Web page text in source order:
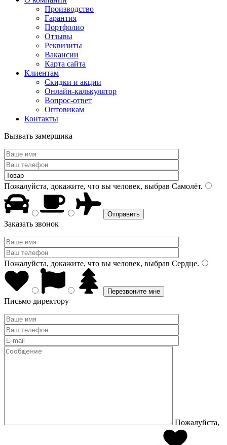
Производство
Гарантия
Портфолио
Отзывы
Реквизиты
Вакансии
Карта сайта
Клиентам
Скидки и акции
Онлайн-калькулятор
Вопрос-ответ
Оптовикам
Контакты
Вызвать замерщика
Пожалуйста, докажите, что вы человек, выбрав Самолёт.
Заказать звонок
Пожалуйста, докажите, что вы человек, выбрав Сердце.
Письмо директору
Пожалуйста,